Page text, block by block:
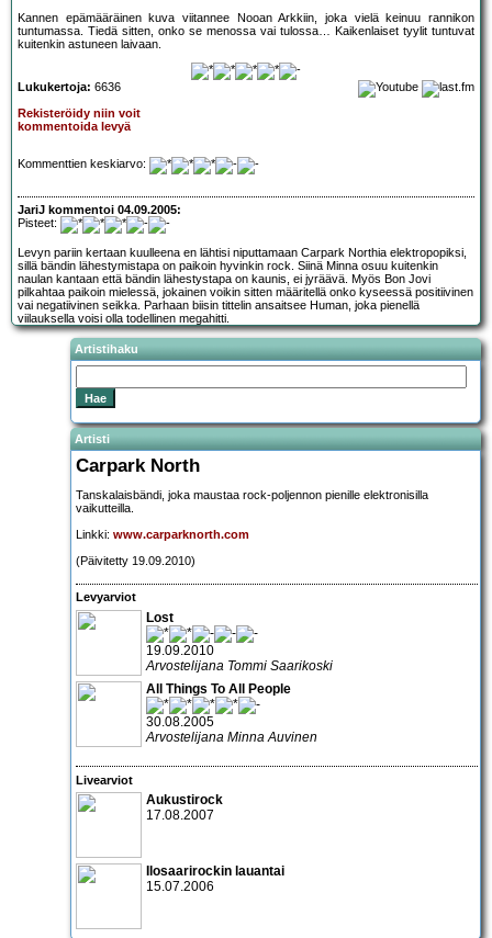
Kannen epämääräinen kuva viitannee Nooan Arkkiin, joka vielä keinuu rannikon
tuntumassa. Tiedä sitten, onko se menossa vai tulossa… Kaikenlaiset tyylit tuntuvat
kuitenkin astuneen laivaan.
Lukukertoja: 6636
Rekisteröidy niin voit
kommentoida levyä
Kommenttien keskiarvo:
JariJ kommentoi 04.09.2005:
Pisteet:
Levyn pariin kertaan kuulleena en lähtisi niputtamaan Carpark Northia elektropopiksi,
sillä bändin lähestymistapa on paikoin hyvinkin rock. Siinä Minna osuu kuitenkin
naulan kantaan että bändin lähestystapa on kaunis, ei jyräävä. Myös Bon Jovi
pilkahtaa paikoin mielessä, jokainen voikin sitten määritellä onko kyseessä positiivinen
vai negatiivinen seikka. Parhaan biisin tittelin ansaitsee Human, joka pienellä
viilauksella voisi olla todellinen megahitti.
Artistihaku
Artisti
Carpark North
Tanskalaisbändi, joka maustaa rock-poljennon pienille elektronisilla
vaikutteilla.
Linkki: www.carparknorth.com
(Päivitetty 19.09.2010)
Levyarviot
Lost
19.09.2010
Arvostelijana Tommi Saarikoski
All Things To All People
30.08.2005
Arvostelijana Minna Auvinen
Livearviot
Aukustirock
17.08.2007
Ilosaarirockin lauantai
15.07.2006